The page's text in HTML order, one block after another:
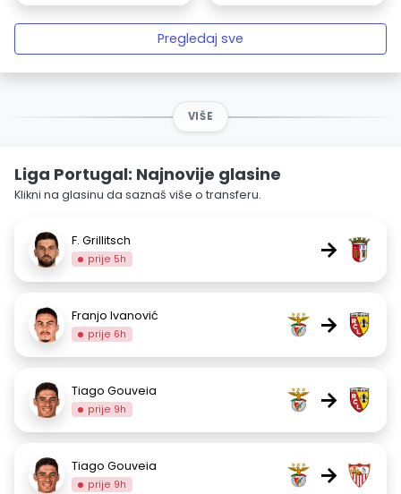
Pregledaj sve
VIŠE
Liga Portugal: Najnovije glasine
Klikni na glasinu da saznaš više o transferu.
F. Grillitsch
prije 5h →
Franjo Ivanović
prije 6h →
Tiago Gouveia
prije 9h →
Tiago Gouveia
prije 9h →